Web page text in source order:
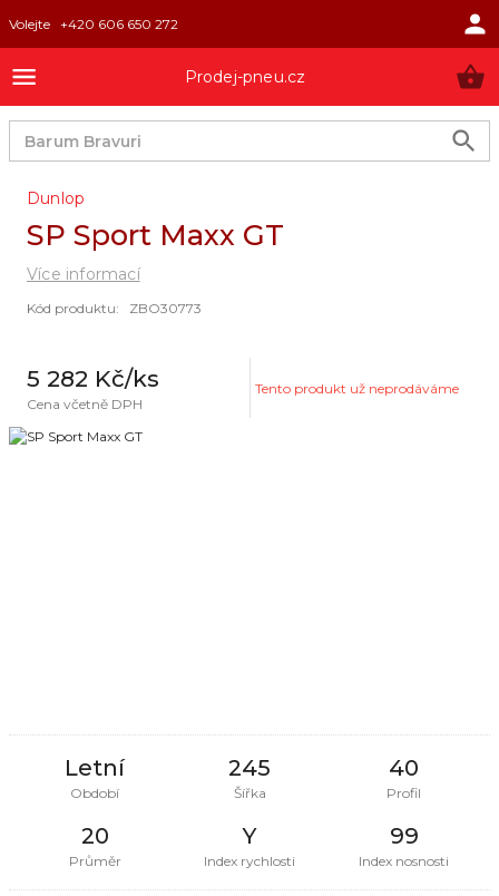
Volejte +420 606 650 272
Prodej-pneu.cz
Dunlop
SP Sport Maxx GT
Kód produktu: ZBO30773
5 282 Kč/ks
Cena včetně DPH
Tento produkt už neprodáváme
Letní
Období
245
Šířka
40
Profil
20
Průměr
Y
Index rychlosti
99
Index nosnosti
Více informací